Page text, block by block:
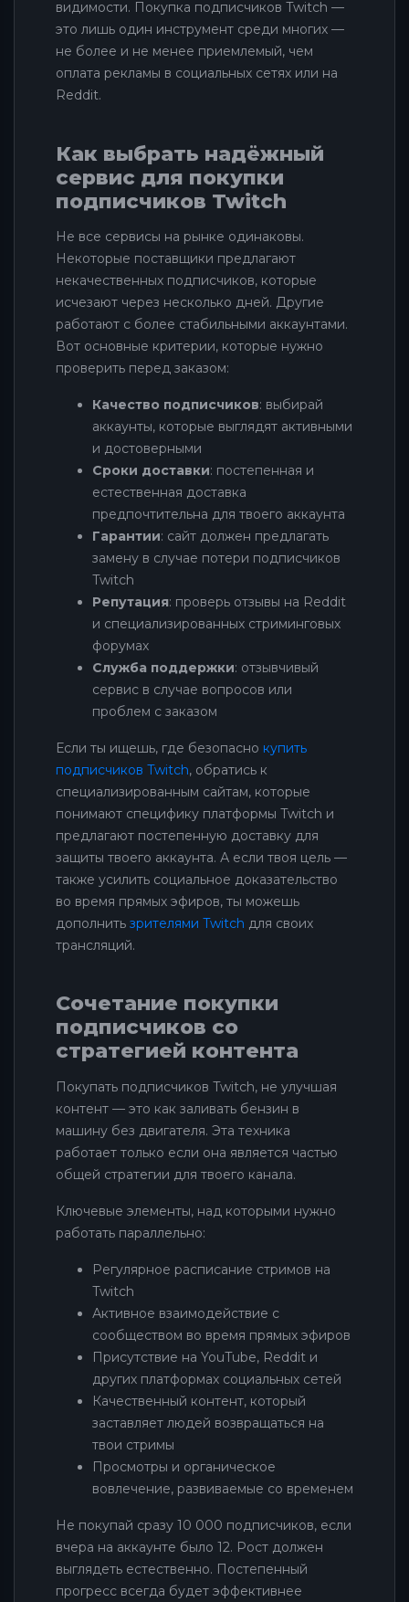
видимости. Покупка подписчиков Twitch —
это лишь один инструмент среди многих —
не более и не менее приемлемый, чем
оплата рекламы в социальных сетях или на
Reddit.
Как выбрать надёжный
сервис для покупки
подписчиков Twitch
Не все сервисы на рынке одинаковы.
Некоторые поставщики предлагают
некачественных подписчиков, которые
исчезают через несколько дней. Другие
работают с более стабильными аккаунтами.
Вот основные критерии, которые нужно
проверить перед заказом:
Качество подписчиков: выбирай
аккаунты, которые выглядят активными
и достоверными
Сроки доставки: постепенная и
естественная доставка
предпочтительна для твоего аккаунта
Гарантии: сайт должен предлагать
замену в случае потери подписчиков
Twitch
Репутация: проверь отзывы на Reddit
и специализированных стриминговых
форумах
Служба поддержки: отзывчивый
сервис в случае вопросов или
проблем с заказом
Если ты ищешь, где безопасно купить
подписчиков Twitch, обратись к
специализированным сайтам, которые
понимают специфику платформы Twitch и
предлагают постепенную доставку для
защиты твоего аккаунта. А если твоя цель —
также усилить социальное доказательство
во время прямых эфиров, ты можешь
дополнить зрителями Twitch для своих
трансляций.
Сочетание покупки
подписчиков со
стратегией контента
Покупать подписчиков Twitch, не улучшая
контент — это как заливать бензин в
машину без двигателя. Эта техника
работает только если она является частью
общей стратегии для твоего канала.
Ключевые элементы, над которыми нужно
работать параллельно:
Регулярное расписание стримов на
Twitch
Активное взаимодействие с
сообществом во время прямых эфиров
Присутствие на YouTube, Reddit и
других платформах социальных сетей
Качественный контент, который
заставляет людей возвращаться на
твои стримы
Просмотры и органическое
вовлечение, развиваемые со временем
Не покупай сразу 10 000 подписчиков, если
вчера на аккаунте было 12. Рост должен
выглядеть естественно. Постепенный
прогресс всегда будет эффективнее